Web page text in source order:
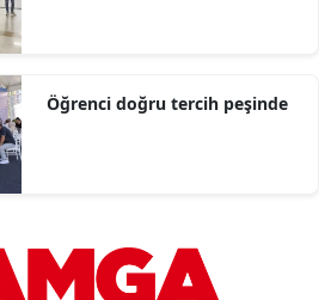
Öğrenci doğru tercih peşinde